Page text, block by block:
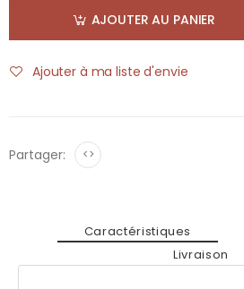
AJOUTER AU PANIER
Ajouter à ma liste d'envie
Partager: <>
Caractéristiques
Livraison